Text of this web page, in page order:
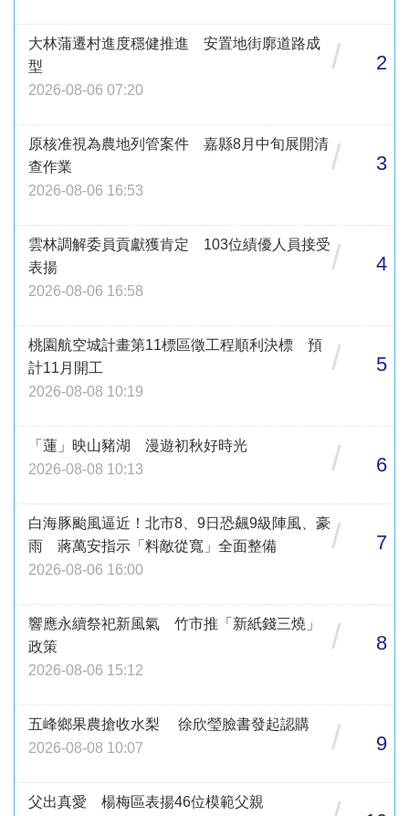
大林蒲遷村進度穩健推進 安置地街廓道路成
型
2026-08-06 07:20
/ 2
原核准視為農地列管案件 嘉縣8月中旬展開清
查作業
2026-08-06 16:53
/ 3
雲林調解委員貢獻獲肯定 103位績優人員接受
表揚
2026-08-06 16:58
/ 4
桃園航空城計畫第11標區徵工程順利決標 預
計11月開工
2026-08-08 10:19
/ 5
「蓮」映山豬湖 漫遊初秋好時光
2026-08-08 10:13
/ 6
白海豚颱風逼近！北市8、9日恐飆9級陣風、豪
雨 蔣萬安指示「料敵從寬」全面整備
2026-08-06 16:00
/ 7
響應永續祭祀新風氣 竹市推「新紙錢三燒」
政策
2026-08-06 15:12
/ 8
五峰鄉果農搶收水梨 徐欣瑩臉書發起認購
2026-08-08 10:07
/ 9
父出真愛 楊梅區表揚46位模範父親